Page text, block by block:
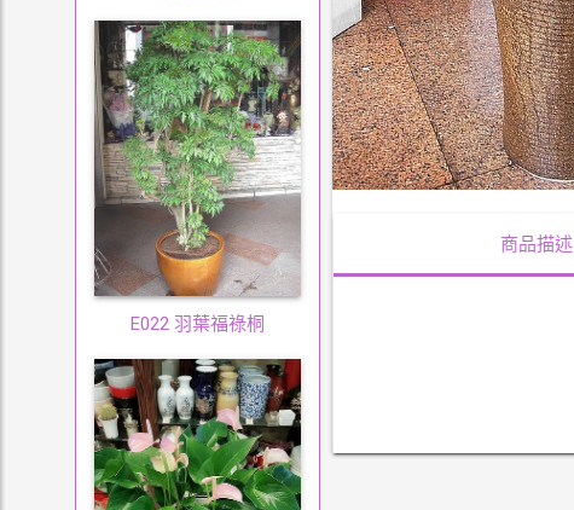
商品描述
E022 羽葉福祿桐